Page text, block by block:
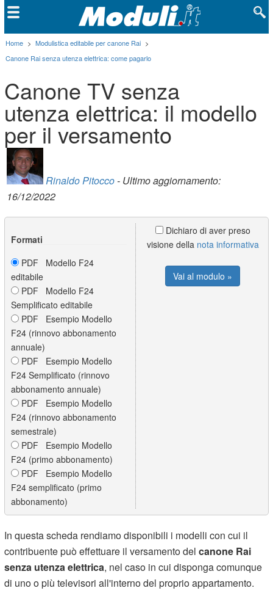
Home > Modulistica editabile per canone Rai >
Canone Rai senza utenza elettrica: come pagarlo
Canone TV senza
utenza elettrica: il modello
per il versamento
Rinaldo Pitocco- Ultimo aggiornamento:
16/12/2022
Formati
PDF Modello F24
editabile
PDF Modello F24
Semplificato editabile
PDF Esempio Modello
F24 (rinnovo abbonamento
annuale)
PDF Esempio Modello
F24 Semplificato (rinnovo
abbonamento annuale)
PDF Esempio Modello
F24 (rinnovo abbonamento
semestrale)
PDF Esempio Modello
F24 (primo abbonamento)
PDF Esempio Modello
F24 semplificato (primo
abbonamento)
Dichiaro di aver preso
visione della nota informativa
Vai al modulo »
In questa scheda rendiamo disponibili i modelli con cui il
contribuente può effettuare il versamento delcanone Rai
senza utenza elettrica, nel caso in cui disponga comunque
di uno o più televisori all'interno del proprio appartamento.